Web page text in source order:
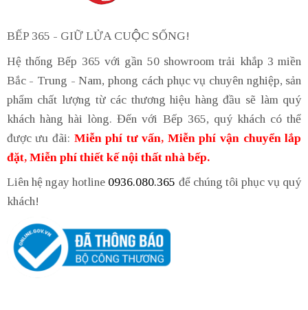
BẾP 365 - GIỮ LỬA CUỘC SỐNG!
Hệ thống Bếp 365 với gần 50 showroom trải khắp 3 miền
Bắc - Trung - Nam, phong cách phục vụ chuyên nghiệp, sản
phẩm chất lượng từ các thương hiệu hàng đầu sẽ làm quý
khách hàng hài lòng. Đến với Bếp 365, quý khách có thể
được ưu đãi: Miễn phí tư vấn, Miễn phí vận chuyển lắp
đặt, Miễn phí thiết kế nội thất nhà bếp.
Liên hệ ngay hotline 0936.080.365 để chúng tôi phục vụ quý
khách!